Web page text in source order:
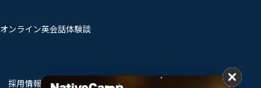
オンライン英会話体験談
採用情報 私達のビジョン